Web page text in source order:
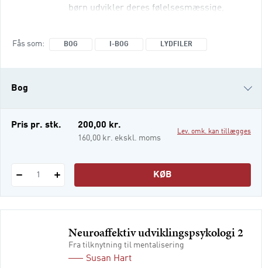
børn udvikler deres følelsesmæssige,
menneskeskæbner,
Fås som BOG I-BOG LYDFILER
Bog
i-bog
Pris pr. stk. 200,00 kr.
160,00 kr. ekskl. moms
Lev. omk. kan tillægges
1 KØB
Neuroaffektiv udviklingspsykologi 2
Fra tilknytning til mentalisering
Susan Hart